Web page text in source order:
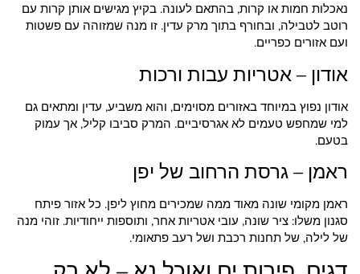
נאכלות חמות או קרות, בהתאם לעונה. בקיץ מגישים אותן קרות עם
רוטב לטבילה, ובחורף בתוך מרק עדין. זו מנה שמזוהה עם פשטות
ועם אזורים כפריים.
אודון – אטריות עבות ורכות
אודון נפוץ במיוחד באזורים מסוימים, והוא משביע, עדין ומתאים גם
למי שמחפש טעמים לא אגרסיביים. המרק סביבו קליל, אך עמוק
בטעם.
ראמן – גרסת הרחוב של יפן
ראמן מקומי שונה מאוד ממה שמכירים מחוץ ליפן. כל אזור פיתח
סגנון משלו: ציר שונה, עובי אטריות אחר, ותוספות ייחודיות. זוהי מנה
של לילה, של תחנות רכבת ושל רעב פתאומי.